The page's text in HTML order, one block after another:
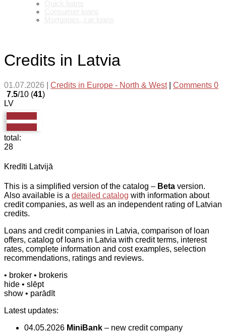
Credits in Latvia
01.07.2026 Credits in Europe - North & West| Comments 0
7.5/10 (41)
LV
total:
28
Kredīti Latvijā
This is a simplified version of the catalog – Beta version.
Also available is a detailed catalog with information about
credit companies, as well as an independent rating of Latvian
credits.
Loans and credit companies in Latvia, comparison of loan
offers, catalog of loans in Latvia with credit terms, interest
rates, complete information and cost examples, selection
recommendations, ratings and reviews.
• broker • brokeris
hide • slēpt
show • parādīt
Latest updates:
04.05.2026 MiniBank – new credit company